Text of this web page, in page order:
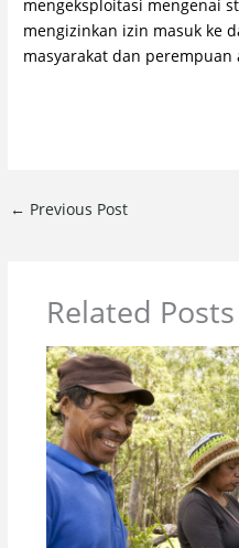
mengeksploitasi mengenai
mengizinkan izin masuk ke
masyarakat dan perempuan
← Previous Post
Related Posts